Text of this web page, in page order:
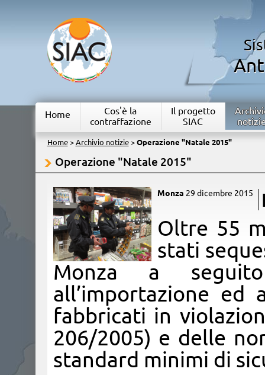
Home
Cos'è la
contraffazione
Il progetto
SIAC
Home> Archivio notizie> Operazione "Natale 2015"
Operazione "Natale 2015"
Monza 29 dicembre 2015
​Oltre 55
stati
Monza a
all’importazione
fabbricati in
206/2005) e delle
standard minimi di